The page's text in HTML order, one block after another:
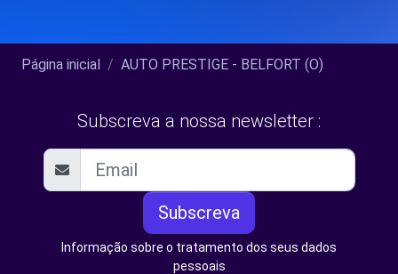
Página inicial AUTO PRESTIGE - BELFORT (O)
Subscreva a nossa newsletter :
Subscreva
Informação sobre o tratamento dos seus dados
pessoais